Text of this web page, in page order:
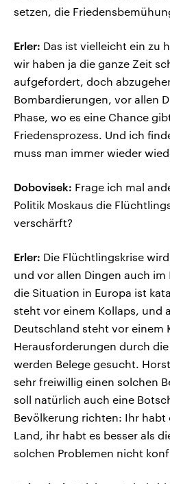
setzen, die
Erler: Das ist vielleicht ein zu
wir haben ja die ganze Zeit
aufgefordert, doch
Bombardierungen, vor allen
Phase, wo es eine Chance
Friedensprozess. Und ich
muss man immer wieder
Dobovisek: Frage ich mal
Politik Moskaus die
verschärft?
Erler: Die Flüchtlingskrise
und vor allen Dingen auch
die Situation in Europa ist
steht vor einem Kollaps, und
Deutschland steht vor einem
Herausforderungen durch
werden Belege gesucht.
sehr freiwillig einen solchen
soll natürlich auch eine
Bevölkerung richten: Ihr habt
Land, ihr habt es besser als
solchen Problemen nicht